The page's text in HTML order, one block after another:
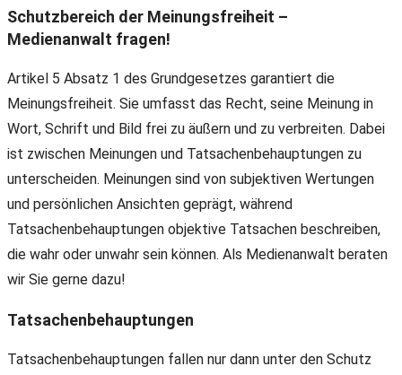
Schutzbereich der Meinungsfreiheit –
Medienanwalt fragen!
Artikel 5 Absatz 1 des Grundgesetzes garantiert die
Meinungsfreiheit. Sie umfasst das Recht, seine Meinung in
Wort, Schrift und Bild frei zu äußern und zu verbreiten. Dabei
ist zwischen Meinungen und Tatsachenbehauptungen zu
unterscheiden. Meinungen sind von subjektiven Wertungen
und persönlichen Ansichten geprägt, während
Tatsachenbehauptungen objektive Tatsachen beschreiben,
die wahr oder unwahr sein können. Als Medienanwalt beraten
wir Sie gerne dazu!
Tatsachenbehauptungen
Tatsachenbehauptungen fallen nur dann unter den Schutz